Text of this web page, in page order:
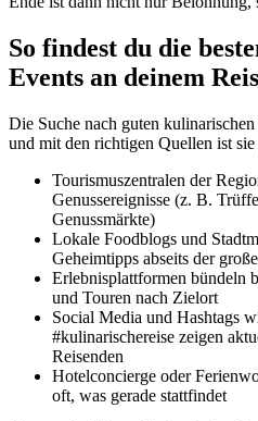
So findest du die
Events an deinem
Die Suche nach guten
und mit den richtigen Quellen ist
Tourismuszentralen der
Genussereignisse (z. B.
Genussmärkte)
Lokale Foodblogs und
Geheimtipps abseits der
Erlebnisplattformen bündeln
und Touren nach Zielort
Social Media und Hashtags
#kulinarischereise zeigen
Reisenden
Hotelconcierge oder
oft, was gerade stattfindet